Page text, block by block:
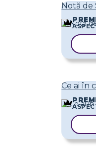
Notă de
Ce ai în